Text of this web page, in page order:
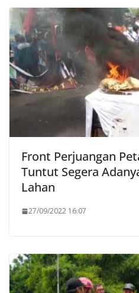
Front Perjuangan
Tuntut Segera
Lahan
27/09/2022 16:07